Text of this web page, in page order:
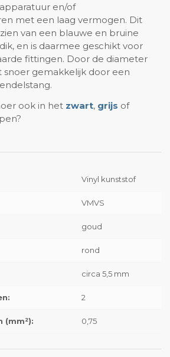
en/of
met een laag vermogen. Dit
van een blauwe en bruine
en is daarmee geschikt voor
fittingen. Door de diameter
snoer gemakkelijk door een
ook in het zwart, grijs of
Vinyl kunststof
VMVS
goud
rond
circa 5,5 mm
2
(mm²): 0,75